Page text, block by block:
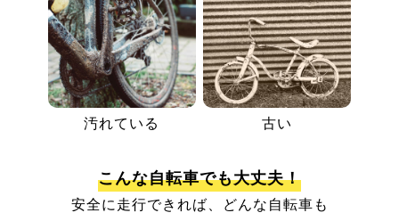
汚れている 古い
こんな自転車でも大丈夫！
安全に走行できれば、どんな自転車も